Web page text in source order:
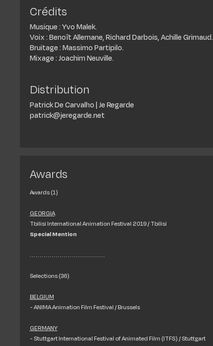
Crédits
Musique : Yvo Malek.
Voix : Benoît Allemane, Richard Darbois, Achille Grimaud.
Bruitage : Massimo Partipilo.
Mixage : Joachim Neuville.
Distribution
Patrick De Carvalho | Je Regarde
patrick@jeregarde.net
Awards
Awards (1)
GEORGIA
Tbilisi International Animation Festival 2019 / Tbilisi
Special Mention
. . . . . . . . . . . . . . . . . . . . . . . . . . . . . . . . . . . . . .
Selections (36)
BELGIUM
- ANIMA Animation Film Festival / Brussels
GERMANY
- Stuttgart International Festival of Animated Film (ITFS) / Stuttgart